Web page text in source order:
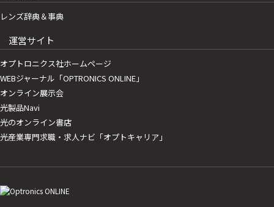
レンズ辞典＆事典
運営サイト
オプトロニクス社ホームページ
WEBジャーナル「OPTRONICS ONLINE」
オンライン展示会
光製品Navi
光のオンライン書店
光産業専門求職・求人ナビ「オプトキャリア」